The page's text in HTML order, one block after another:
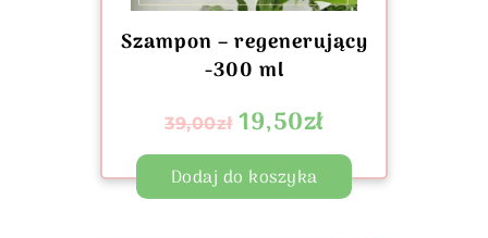
Szampon – regenerujący
-300 ml
39,00zł 19,50zł
Dodaj do koszyka